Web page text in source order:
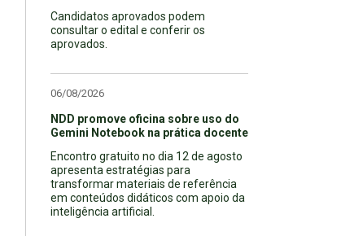
Candidatos aprovados podem
consultar o edital e conferir os
aprovados.
06/08/2026
NDD promove oficina sobre uso do
Gemini Notebook na prática docente
Encontro gratuito no dia 12 de agosto
apresenta estratégias para
transformar materiais de referência
em conteúdos didáticos com apoio da
inteligência artificial.